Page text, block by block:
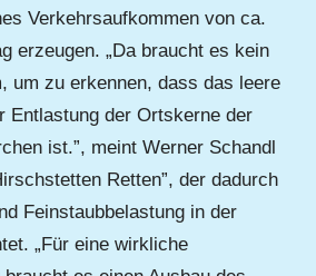
Verkehrsaufkommen von ca.
erzeugen. „Da braucht es kein
um zu erkennen, dass das leere
Entlastung der Ortskerne der
ist.”, meint Werner Schandl
Retten”, der dadurch
Feinstaubbelastung in der
„Für eine wirkliche